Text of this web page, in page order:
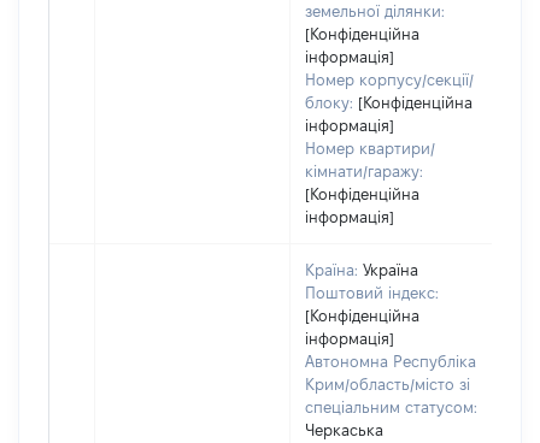
земельної ділянки:
[Конфіденційна
інформація]
Номер корпусу/секції/
блоку: [Конфіденційна
інформація]
Номер квартири/
кімнати/гаражу:
[Конфіденційна
інформація]
Країна: Україна
Поштовий індекс:
[Конфіденційна
інформація]
Автономна Республіка
Крим/область/місто зі
спеціальним статусом:
Черкаська